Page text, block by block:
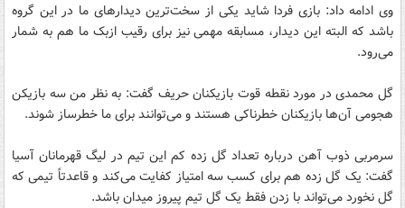
وی ادامه داد: بازی فردا شاید یکی از سخت‌ترین دیدارهای ما در این گروه
باشد که البته این دیدار، مسابقه مهمی نیز برای رقیب ازبک ما هم به شمار
می‌رود.
گل محمدی در مورد نقطه قوت بازیکنان حریف گفت: به نظر من سه بازیکن
هجومی آن‌ها بازیکنان خطرناکی هستند و می‌توانند برای ما خطرساز شوند.
سرمربی ذوب آهن درباره تعداد گل زده کم این تیم در لیگ قهرمانان آسیا
گفت: یک گل زده هم برای کسب سه امتیاز کفایت می‌کند و قاعدتاً تیمی که
گل نخورد می‌تواند با زدن فقط یک گل تیم پیروز میدان باشد.